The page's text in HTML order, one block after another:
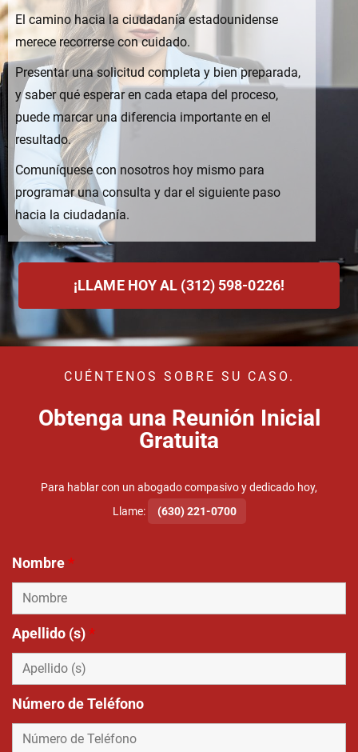
El camino hacia la ciudadanía estadounidense
merece recorrerse con cuidado.
Presentar una solicitud completa y bien preparada,
y saber qué esperar en cada etapa del proceso,
puede marcar una diferencia importante en el
resultado.
Comuníquese con nosotros hoy mismo para
programar una consulta y dar el siguiente paso
hacia la ciudadanía.
¡LLAME HOY AL (312) 598-0226!
CUÉNTENOS SOBRE SU CASO.
Obtenga una Reunión Inicial
Gratuita
Para hablar con un abogado compasivo y dedicado hoy,
Llame:
(630) 221-0700
Nombre*
Apellido (s)*
Número de Teléfono